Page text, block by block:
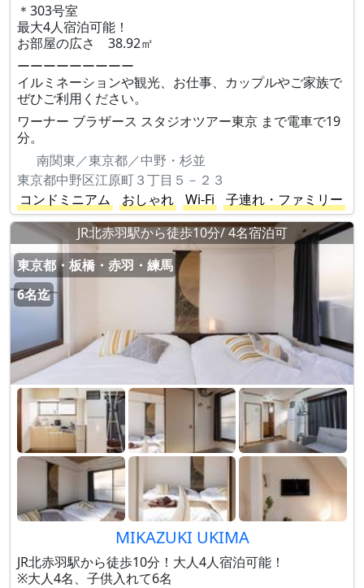
＊303号室
最大4人宿泊可能！
お部屋の広さ 38.92㎡
ーーーーーーーーー
イルミネーションや観光、お仕事、カップルやご家族で
ぜひご利用ください。
ワーナー ブラザース スタジオツアー東京 まで電車で19
分。
南関東／東京都／中野・杉並
東京都中野区江原町３丁目５－２３
コンドミニアム
おしゃれ Wi-Fi
子連れ・ファミリー
JR北赤羽駅から徒歩10分/ 4名宿泊可
東京都・板橋・赤羽・練馬
6名迄
MIKAZUKI UKIMA
JR北赤羽駅から徒歩10分！大人4人宿泊可能！
※大人4名、子供入れて6名